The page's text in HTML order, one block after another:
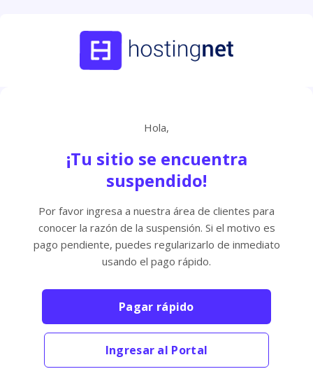
Hola,
¡Tu sitio se encuentra
suspendido!
Por favor ingresa a nuestra área de clientes para
conocer la razón de la suspensión. Si el motivo es
pago pendiente, puedes regularizarlo de inmediato
usando el pago rápido.
Pagar rápido
Ingresar al Portal